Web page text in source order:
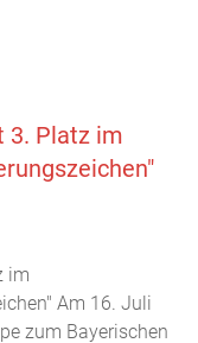
3. Platz im
im
Am 16. Juli
zum Bayerischen